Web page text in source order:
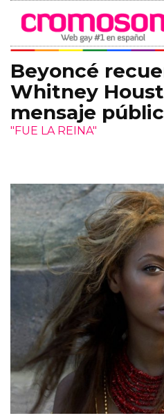
Beyoncé
Whitney
mensaje
"FUE LA REINA"